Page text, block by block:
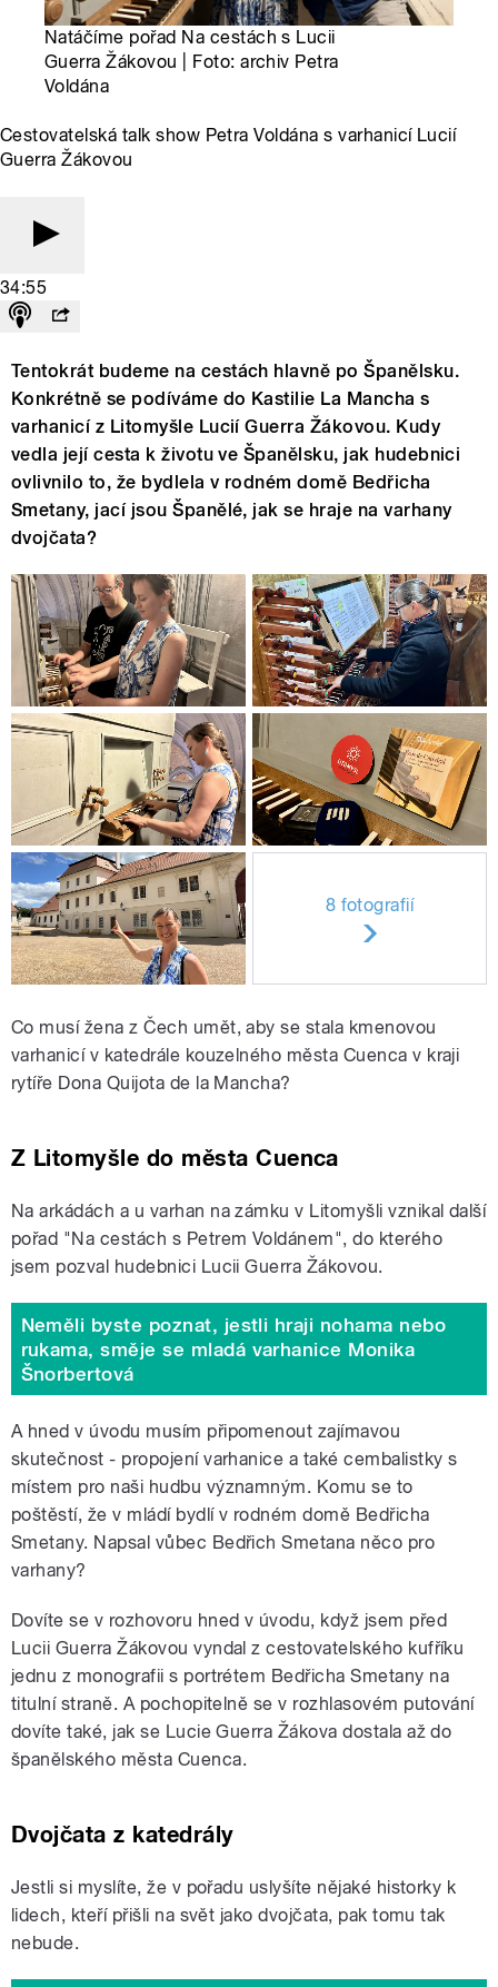
Natáčíme pořad Na cestách s Lucii
Guerra Žákovou | Foto: archiv Petra
Voldána
Cestovatelská talk show Petra Voldána s varhanicí Lucií
Guerra Žákovou
34:55
Tentokrát budeme na cestách hlavně po Španělsku.
Konkrétně se podíváme do Kastilie La Mancha s
varhanicí z Litomyšle Lucií Guerra Žákovou. Kudy
vedla její cesta k životu ve Španělsku, jak hudebnici
ovlivnilo to, že bydlela v rodném domě Bedřicha
Smetany, jací jsou Španělé, jak se hraje na varhany
dvojčata?
8 fotografií
Co musí žena z Čech umět, aby se stala kmenovou
varhanicí v katedrále kouzelného města Cuenca v kraji
rytíře Dona Quijota de la Mancha?
Z Litomyšle do města Cuenca
Na arkádách a u varhan na zámku v Litomyšli vznikal další
pořad "Na cestách s Petrem Voldánem", do kterého
jsem pozval hudebnici Lucii Guerra Žákovou.
Neměli byste poznat, jestli hraji nohama nebo
rukama, směje se mladá varhanice Monika
Šnorbertová
A hned v úvodu musím připomenout zajímavou
skutečnost - propojení varhanice a také cembalistky s
místem pro naši hudbu významným. Komu se to
poštěstí, že v mládí bydlí v rodném domě Bedřicha
Smetany. Napsal vůbec Bedřich Smetana něco pro
varhany?
Dovíte se v rozhovoru hned v úvodu, když jsem před
Lucii Guerra Žákovou vyndal z cestovatelského kufříku
jednu z monografii s portrétem Bedřicha Smetany na
titulní straně. A pochopitelně se v rozhlasovém putování
dovíte také, jak se Lucie Guerra Žákova dostala až do
španělského města Cuenca.
Dvojčata z katedrály
Jestli si myslíte, že v pořadu uslyšíte nějaké historky k
lidech, kteří přišli na svět jako dvojčata, pak tomu tak
nebude.